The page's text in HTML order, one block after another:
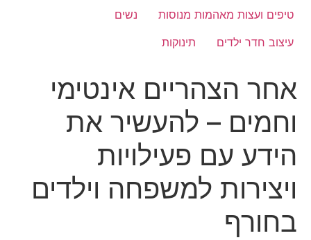
טיפים ועצות מאהמות מנוסות
נשים
עיצוב חדר ילדים
תינוקות
אחר הצהריים אינטימי
וחמים – להעשיר את
הידע עם פעילויות
ויצירות למשפחה וילדים
בחורף